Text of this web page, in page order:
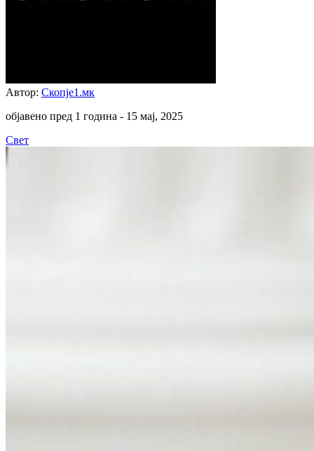
Автор: Скопје1.мк
објавено пред 1 година - 15 мај, 2025
Свет